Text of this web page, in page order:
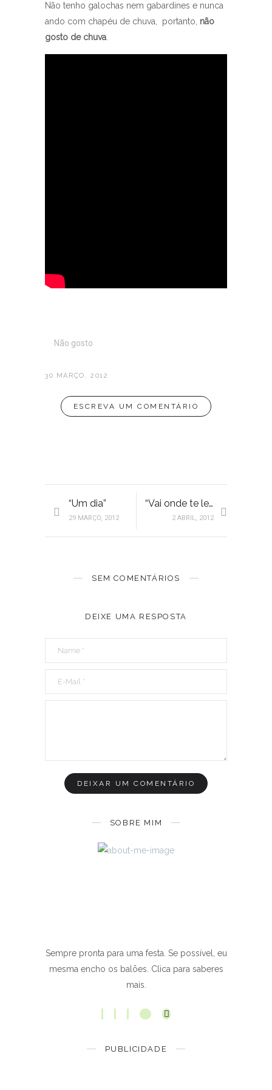
Não tenho galochas nem gabardines e nunca
ando com chapéu de chuva, portanto, não
gosto de chuva
Não gosto
30 MARÇO, 2012
ESCREVA UM COMENTÁRIO
“Um dia”
29 MARÇO, 2012
“Vai onde te leva o coração”
2 ABRIL, 2012
SEM COMENTÁRIOS
DEIXE UMA RESPOSTA
SOBRE MIM
Sempre pronta para uma festa. Se possível, eu
mesma encho os balões. Clica para saberes
mais.
PUBLICIDADE